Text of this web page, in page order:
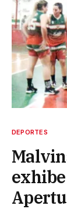
DEPORTES